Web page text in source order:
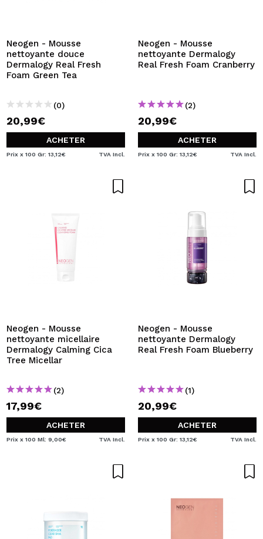
commandes et consulter vos opérations précédentes.
Neogen - Mousse
nettoyante douce
Dermalogy Real Fresh
Foam Green Tea
(0)
20,99€
ACHETER
Prix x 100 Gr: 13,12€ TVA Incl.
Neogen - Mousse
nettoyante Dermalogy
Real Fresh Foam Cranberry
(2)
20,99€
ACHETER
Prix x 100 Gr: 13,12€ TVA Incl.
Neogen - Mousse
nettoyante micellaire
Dermalogy Calming Cica
Tree Micellar
(2)
17,99€
ACHETER
Prix x 100 Ml: 9,00€ TVA Incl.
Neogen - Mousse
nettoyante Dermalogy
Real Fresh Foam Blueberry
(1)
20,99€
ACHETER
Prix x 100 Gr: 13,12€ TVA Incl.